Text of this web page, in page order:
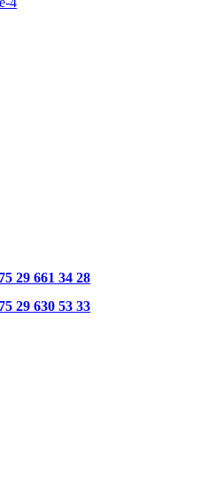
29 661 34 28
29 630 53 33